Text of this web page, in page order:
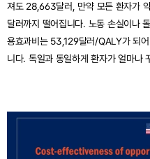
져도 28,663달러, 만약 모든 환자가
달러까지 떨어집니다. 노동 손실이나
용효과비는 53,129달러/QALY가 되
니다. 독일과 동일하게 환자가 얼마나